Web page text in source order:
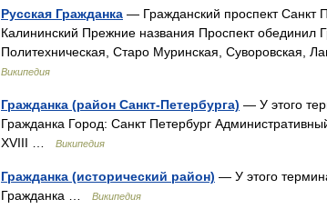
Русская Гражданка — Гражданский проспект
Калининский Прежние названия Проспект обединил
Политехническая, Старо Муринская, Суворовская,
Википедия
Гражданка (район Санкт-Петербурга) — У этого
Гражданка Город: Санкт Петербург
XVIII …
Википедия
Гражданка (исторический район) — У этого
Гражданка …
Википедия